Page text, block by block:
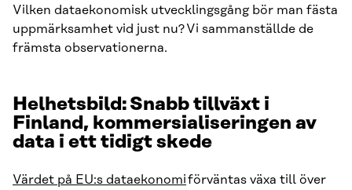
Vilken dataekonomisk utvecklingsgång bör man fästa
uppmärksamhet vid just nu? Vi sammanställde de
främsta observationerna.
Helhetsbild: Snabb tillväxt i
Finland, kommersialiseringen av
data i ett tidigt skede
Värdet på EU:s dataekonomiförväntas växa till över